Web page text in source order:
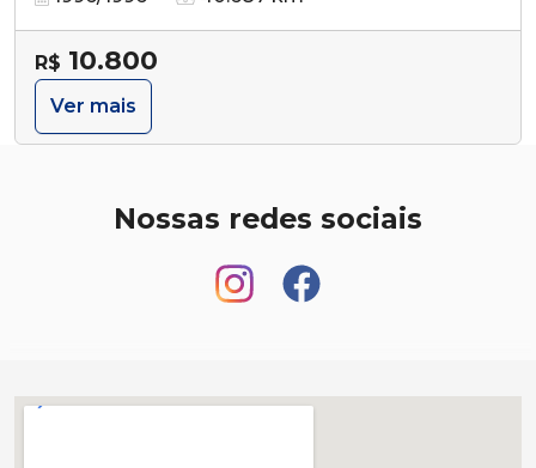
R$ 10.800
Ver mais
Nossas redes sociais